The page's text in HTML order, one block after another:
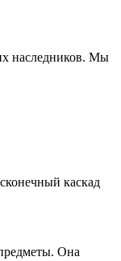
наследников. Мы
каскад
Она